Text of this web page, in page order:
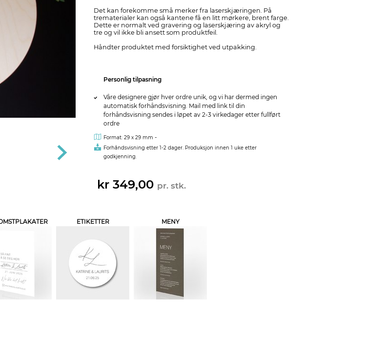
Det kan forekomme små merker fra laserskjæringen. På
trematerialer kan også kantene få en litt mørkere, brent farge.
Dette er normalt ved gravering og laserskjæring av akryl og
tre og vil ikke bli ansett som produktfeil.
Håndter produktet med forsiktighet ved utpakking.
Personlig tilpasning
Våre designere gjør hver ordre unik, og vi har dermed ingen
automatisk forhåndsvisning. Mail med link til din
forhåndsvisning sendes i løpet av 2-3 virkedager etter fullført
ordre
Format: 29 x 29 mm -
Forhåndsvisning etter 1-2 dager. Produksjon innen 1 uke etter
godkjenning.
kr 349,00 pr. stk.
ETIKETTER MENY